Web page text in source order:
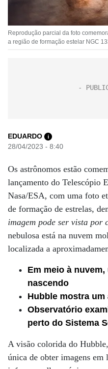
Reprodução parcial da foto
a região de formação estelar NGC
EDUARDO i
28/04/2023 - 8:40
Os astrônomos estão
lançamento do Telescópio
Nasa/ESA, com uma foto
de formação de estrelas,
imagem pode ser vista por
nebulosa está na nuvem
localizada a
Em meio à
nascendo
Hubble mostra
Observatório
perto do Sistema
A visão colorida do
única de obter imagens